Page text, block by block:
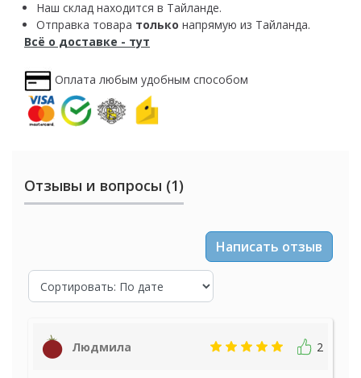
Наш склад находится в Тайланде.
Отправка товара только напрямую из Тайланда.
Всё о доставке - тут
Оплата любым удобным способом
Отзывы и вопросы (1)
Написать отзыв
Людмила 2